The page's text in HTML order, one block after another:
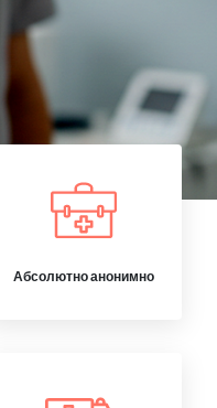
Абсолютно анонимно